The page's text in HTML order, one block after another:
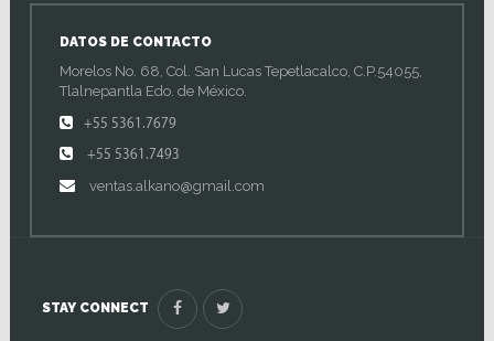
DATOS DE CONTACTO
Morelos No. 68, Col. San Lucas Tepetlacalco, C.P.54055,
Tlalnepantla Edo. de México.
+55 5361.7679
+55 5361.7493
ventas.alkano@gmail.com
STAY CONNECT